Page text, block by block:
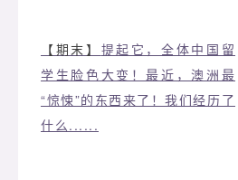
【期末】 提起它，全体中国留
学生脸色大变！最近，澳洲最
“惊悚”的东西来了！我们经历了
什么......